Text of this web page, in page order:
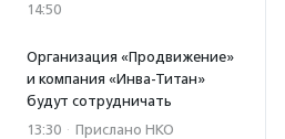
14:50
Организация «Продвижение»
и компания «Инва-Титан»
будут сотрудничать
13:30 · Прислано НКО